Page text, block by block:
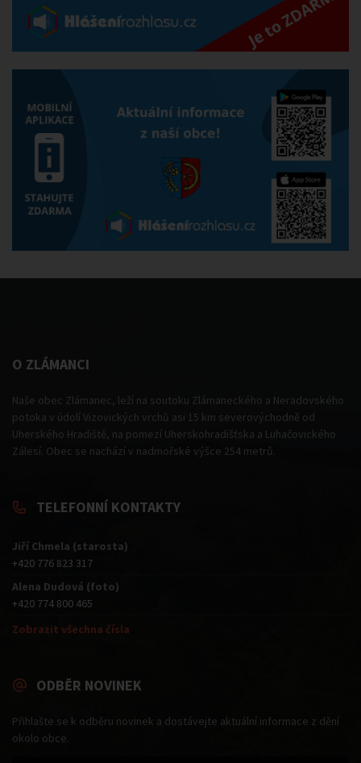
O ZLÁMANCI
Naše obec Zlámanec, leží na soutoku Zlámaneckého a Neradovského
potoka v údolí Vizovických vrchů asi 15 km severovýchodně od
Uherského Hradiště, na pomezí Uherskohradišťska a Luhačovického
Zálesí. Obec se nachází v nadmořské výšce 254 metrů.
TELEFONNÍ KONTAKTY
Jiří Chmela (starosta)
+420 776 823 317
Alena Dudová (foto)
+420 774 800 465
Zobrazit všechna čísla
ODBĚR NOVINEK
Přihlašte se k odběru novinek a dostávejte aktuální informace z dění
okolo obce.